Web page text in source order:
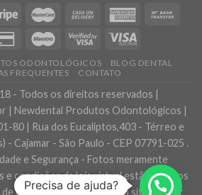
ODONTOLÓGICOS
BLOG DENTAL
FREQUENTES
CONTATO
- Todos os direitos reservados |
| Newdental Produtos Odontológicos |
80 | Rua dos Eucaliptos,403 - Térreo e
- Cajamar - São Paulo - CEP 07791-025 .
e Segurança - Fotos meramente
e condições da loja virtual estão sujeitos
de divergência de preços no site, o valor
Precisa de ajuda?